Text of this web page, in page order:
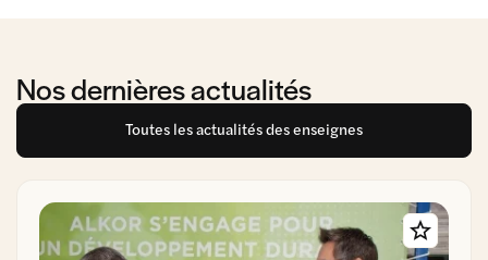
Nos dernières actualités
Toutes les actualités des enseignes